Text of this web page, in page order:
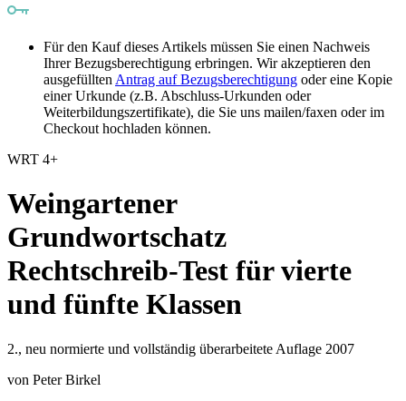
Für den Kauf dieses Artikels müssen Sie einen Nachweis
Ihrer Bezugsberechtigung erbringen. Wir akzeptieren den
ausgefüllten Antrag auf Bezugsberechtigung oder eine Kopie
einer Urkunde (z.B. Abschluss-Urkunden oder
Weiterbildungszertifikate), die Sie uns mailen/faxen oder im
Checkout hochladen können.
WRT 4+
Weingartener
Grundwortschatz
Rechtschreib-Test für vierte
und fünfte Klassen
2., neu normierte und vollständig überarbeitete Auflage 2007
von Peter Birkel